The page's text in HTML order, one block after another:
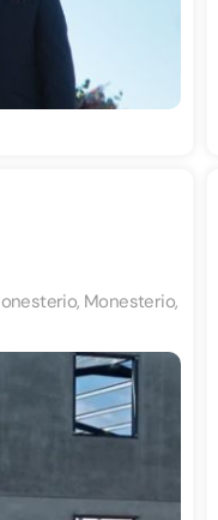
Monesterio,